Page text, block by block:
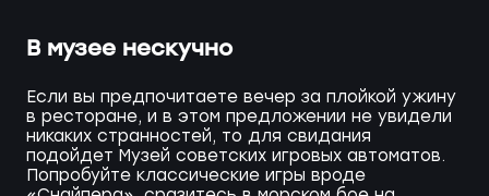
В музее нескучно
Если вы предпочитаете вечер за плойкой ужину
в ресторане, и в этом предложении не увидели
никаких странностей, то для свидания
подойдет Музей советских игровых автоматов.
Попробуйте классические игры вроде